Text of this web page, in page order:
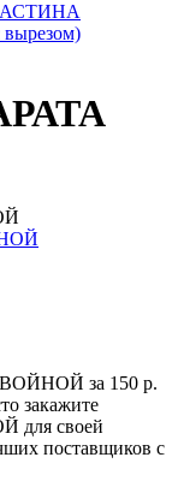
за 150 р.
закажите
своей
поставщиков с